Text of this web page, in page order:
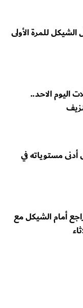
الشيكل للمرة الأولى
اليوم الاحد..
أدنى مستوياته في
أمام الشيكل مع